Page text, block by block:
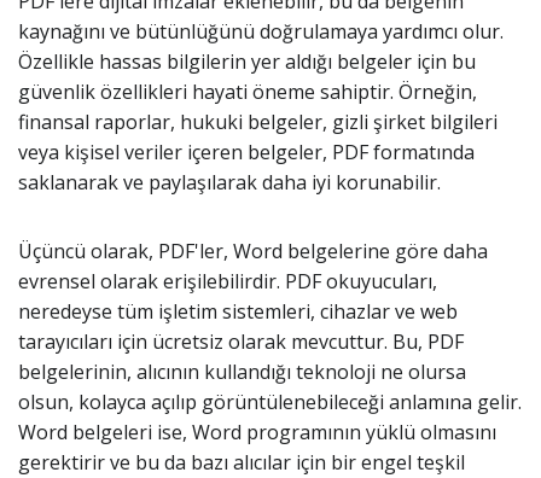
kaynağını ve bütünlüğünü doğrulamaya yardımcı olur.
Özellikle hassas bilgilerin yer aldığı belgeler için bu
güvenlik özellikleri hayati öneme sahiptir. Örneğin,
finansal raporlar, hukuki belgeler, gizli şirket bilgileri
veya kişisel veriler içeren belgeler, PDF formatında
saklanarak ve paylaşılarak daha iyi korunabilir.
Üçüncü olarak, PDF'ler, Word belgelerine göre daha
evrensel olarak erişilebilirdir. PDF okuyucuları,
neredeyse tüm işletim sistemleri, cihazlar ve web
tarayıcıları için ücretsiz olarak mevcuttur. Bu, PDF
belgelerinin, alıcının kullandığı teknoloji ne olursa
olsun, kolayca açılıp görüntülenebileceği anlamına gelir.
Word belgeleri ise, Word programının yüklü olmasını
gerektirir ve bu da bazı alıcılar için bir engel teşkil